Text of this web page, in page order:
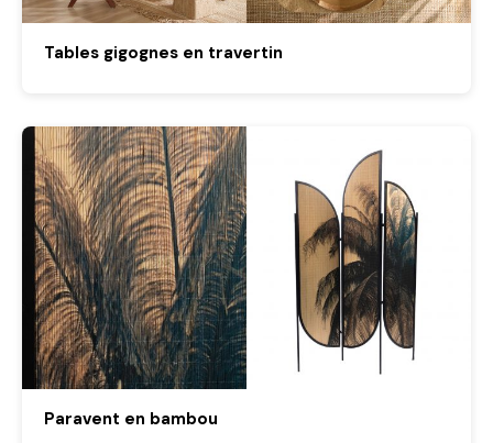
Tables gigognes en travertin
Paravent en bambou